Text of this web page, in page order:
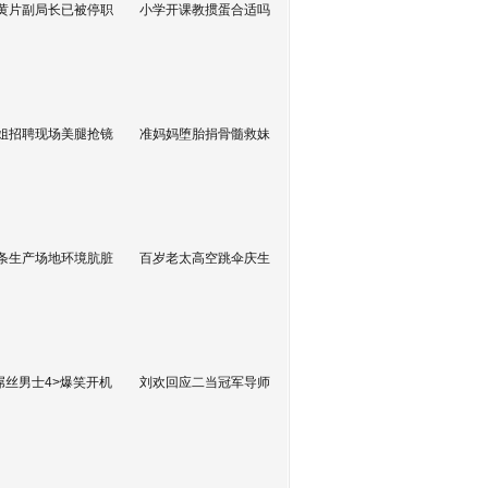
片副局长已被停职 小学开课教掼蛋合适吗
招聘现场美腿抢镜 准妈妈堕胎捐骨髓救妹
生产场地环境肮脏 百岁老太高空跳伞庆生
丝男士4>爆笑开机 刘欢回应二当冠军导师